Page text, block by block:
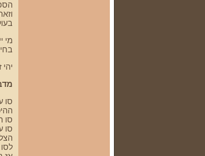
מי
סו
סו
סו